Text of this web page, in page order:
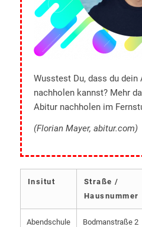
Insitut
Straße /
Hausnummer
Abendschule
Bodmanstraße 2
Wusstest Du, dass du
nachholen kannst? Mehr
Abitur nachholen im
(Florian Mayer, abitur.com)